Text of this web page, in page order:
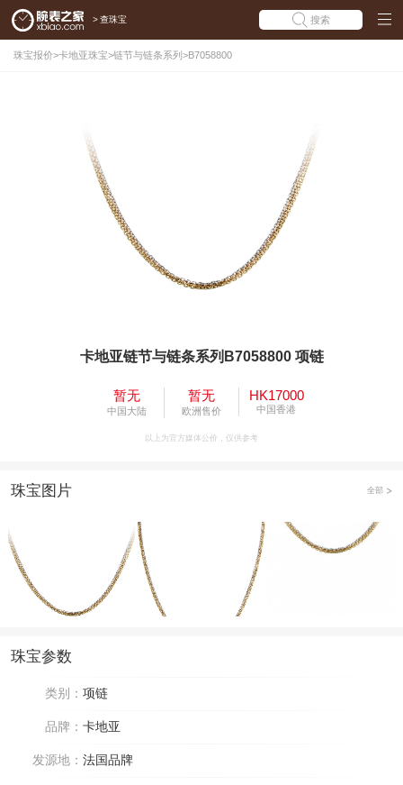
> 查珠宝 搜索
珠宝报价>卡地亚珠宝>链节与链条系列 >B7058800
卡地亚链节与链条系列B7058800 项链
暂无
中国大陆
暂无
欧洲售价
HK17000
中国香港
以上为官方媒体公价，仅供参考
珠宝图片 全部
珠宝参数
类别： 项链
品牌： 卡地亚
发源地： 法国品牌